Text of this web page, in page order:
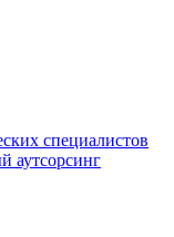
специалистов
аутсорсинг